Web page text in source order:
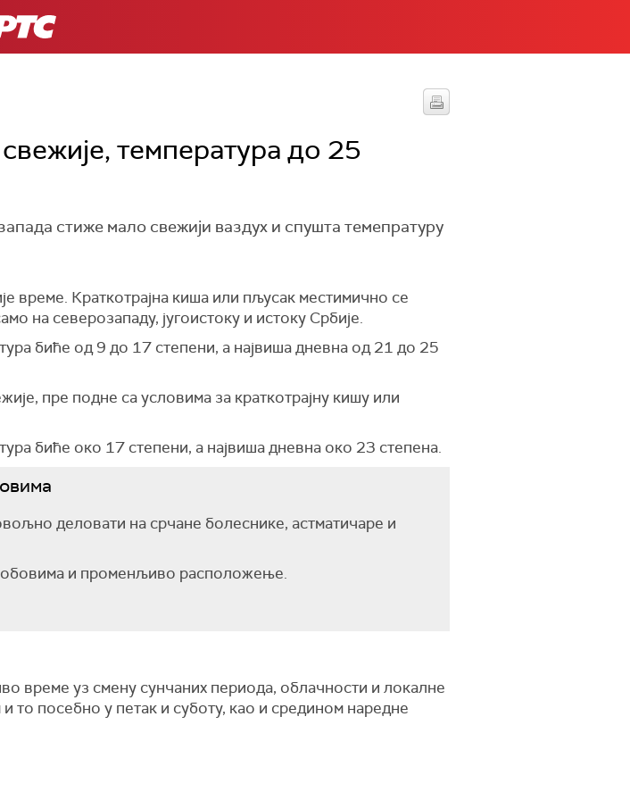
температура до 25
стиже мало свежији ваздух и спушта темепратуру
време. Краткотрајна киша или пљусак местимично се
на северозападу, југоистоку и истоку Србије.
биће од 9 до 17 степени, а највиша дневна од 21 до 25
пре подне са условима за краткотрајну кишу или
биће око 17 степени, а највиша дневна око 23 степена.
деловати на срчане болеснике, астматичаре и
и променљиво расположење.
време уз смену сунчаних периода, облачности и локалне
то посебно у петак и суботу, као и средином наредне